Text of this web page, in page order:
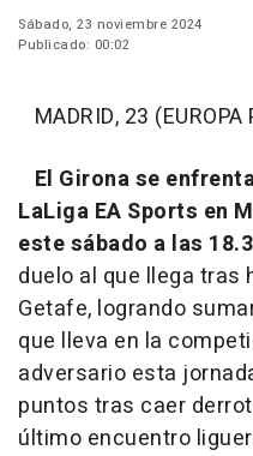
Sábado, 23 noviembre 2024
Publicado: 00:02
MADRID, 23 (EUROPA
El Girona se
LaLiga EA Sports en
este sábado a las
duelo al que llega tras
Getafe, logrando
que lleva en la
adversario esta
puntos tras caer
último encuentro